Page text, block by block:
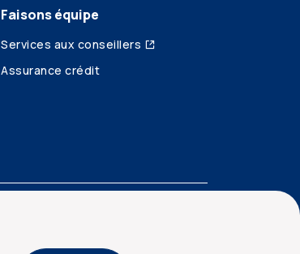
Faisons équipe
Services aux conseillers
Assurance crédit